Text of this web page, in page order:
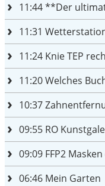
11:44**Der
11:31
11:24 Knie TEP
11:20Welches
10:37
09:55 RO
09:09 FFP2
06:46 Mein Garten